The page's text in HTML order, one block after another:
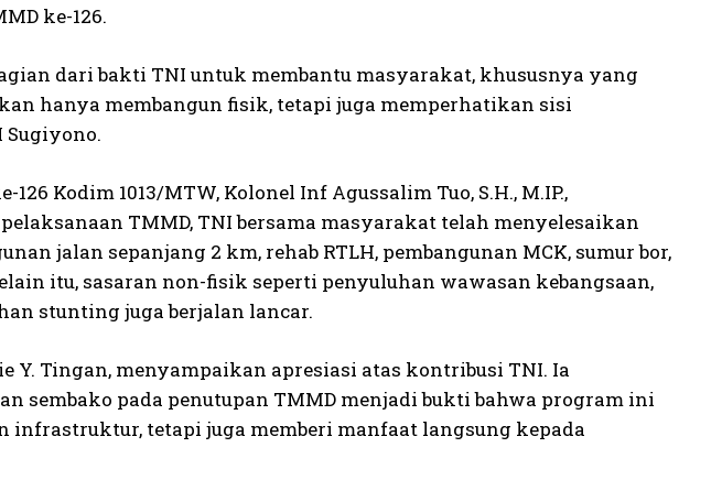
ke-126.
dari bakti TNI untuk membantu masyarakat, khususnya yang
hanya membangun fisik, tetapi juga memperhatikan sisi
Sugiyono.
Kodim 1013/MTW, Kolonel Inf Agussalim Tuo, S.H., M.IP.,
TMMD, TNI bersama masyarakat telah menyelesaikan
jalan sepanjang 2 km, rehab RTLH, pembangunan MCK, sumur bor,
itu, sasaran non-fisik seperti penyuluhan wawasan kebangsaan,
stunting juga berjalan lancar.
Y. Tingan, menyampaikan apresiasi atas kontribusi TNI. Ia
sembako pada penutupan TMMD menjadi bukti bahwa program ini
tetapi juga memberi manfaat langsung kepada